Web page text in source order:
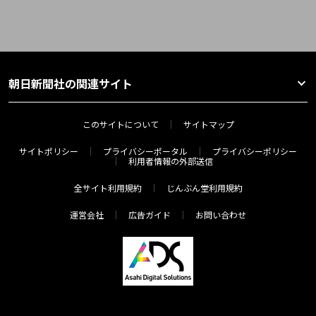
朝日新聞社の関連サイト
このサイトについて サイトマップ
サイトポリシー プライバシーポータル
プライバシーポリシー
利用者情報の外部送信
全サイト利用規約 じんぶん堂利用規約
運営会社 広告ガイド お問い合わせ